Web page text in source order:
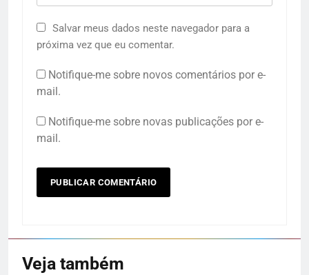
Salvar meus dados neste navegador para a
próxima vez que eu comentar.
Notifique-me sobre novos comentários por e-
mail.
Notifique-me sobre novas publicações por e-
mail.
Veja também